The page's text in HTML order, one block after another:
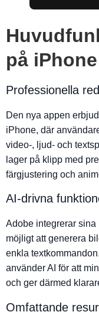
på iPhone
Professionella
Den nya appen
iPhone, där
video-, ljud- och
lager på klipp med
färgjustering och
AI-drivna
Adobe integrerar sina
möjligt att generera
enkla
använder AI för att
och ger därmed
Omfattande